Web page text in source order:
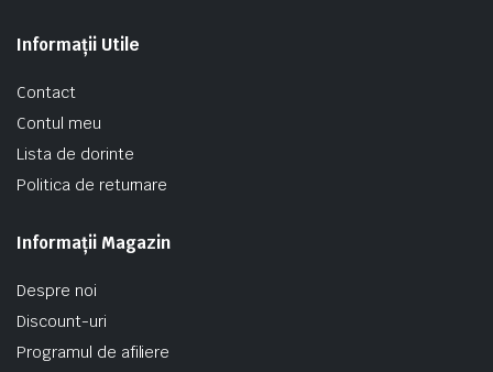
Informații Utile
Contact
Contul meu
Lista de dorinte
Politica de returnare
Informații Magazin
Despre noi
Discount-uri
Programul de afiliere